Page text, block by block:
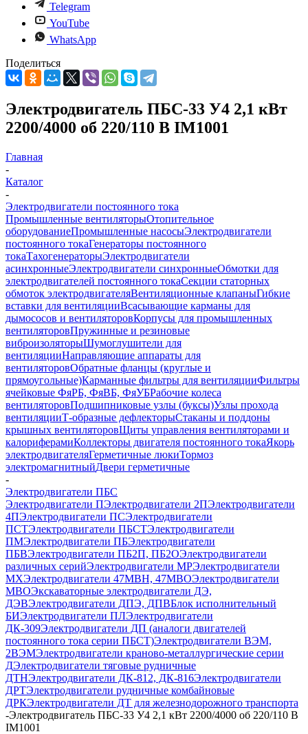
Telegram
YouTube
WhatsApp
Поделиться
Электродвигатель ПБС-33 У4 2,1 кВт
2200/4000 об 220/110 В IM1001
Главная
-
Каталог
-
Электродвигатели постоянного тока
Промышленные вентиляторыОтопительное
оборудованиеПромышленные насосыЭлектродвигатели
постоянного токаГенераторы постоянного
токаТахогенераторыЭлектродвигатели
асинхронныеЭлектродвигатели синхронныеОбмотки для
электродвигателей постоянного токаСекции статорных
обмоток электродвигателяВентиляционные клапаныГибкие
вставки для вентиляцииВсасывающие карманы для
дымососов и вентиляторовКорпусы для промышленных
вентиляторовПружинные и резиновые
виброизоляторыШумоглушители для
вентиляцииНаправляющие аппараты для
вентиляторовОбратные фланцы (круглые и
прямоугольные)Карманные фильтры для вентиляцииФильтры
ячейковые ФяРБ, ФяВБ, ФяУБРабочие колеса
вентиляторовПодшипниковые узлы (буксы)Узлы прохода
вентиляцииТ-образные дефлекторыСтаканы и поддоны
крышных вентиляторовЩиты управления вентиляторами и
калориферамиКоллекторы двигателя постоянного токаЯкорь
электродвигателяГерметичные люкиТормоз
электромагнитныйДвери герметичные
-
Электродвигатели ПБС
Электродвигатели ПЭлектродвигатели 2ПЭлектродвигатели
4ПЭлектродвигатели ПСЭлектродвигатели
ПСТЭлектродвигатели ПБСТЭлектродвигатели
ПМЭлектродвигатели ПБЭлектродвигатели
ПБВЭлектродвигатели ПБ2П, ПБ2ОЭлектродвигатели
различных серийЭлектродвигатели МРЭлектродвигатели
MXЭлектродвигатели 47MBH, 47МВОЭлектродвигатели
MBOЭкскаваторные электродвигатели ДЭ,
ДЭВЭлектродвигатели ДПЭ, ДПВБлок исполнительный
БИЭлектродвигатели ПЛЭлектродвигатели
ДК-309Электродвигатели ДП (аналоги двигателей
постоянного тока серии ПБСТ)Электродвигатели ВЭМ,
2ВЭМЭлектродвигатели краново-металлургические серии
ДЭлектродвигатели тяговые рудничные
ДТНЭлектродвигатели ДК-812, ДК-816Электродвигатели
ДРТЭлектродвигатели рудничные комбайновые
ДРКЭлектродвигатели ДТ для железнодорожного транспорта
-Электродвигатель ПБС-33 У4 2,1 кВт 2200/4000 об 220/110 В
IM1001